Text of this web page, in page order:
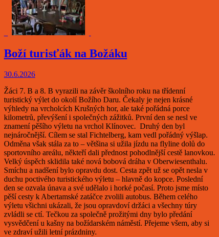
Boží turisťák na Božáku
30.6.2026
Žáci 7. B a 8. B vyrazili na závěr školního roku na třídenní
turistický výlet do okolí Božího Daru. Čekaly je nejen krásné
výhledy na vrcholcích Krušných hor, ale také pořádná porce
kilometrů, převýšení i společných zážitků. První den se nesl ve
znamení pěšího výletu na vrchol Klínovec. Druhý den byl
nejnáročnější. Cílem se stal Fichtelberg, kam vedl pořádný výšlap.
Odměna však stála za to – většina si užila jízdu na flyline dolů do
sportovního areálu, někteří dali přednost pohodlnější cestě lanovkou.
Velký úspěch sklidila také nová bobová dráha v Oberwiesenthalu.
Smíchu a nadšení bylo opravdu dost. Cesta zpět už se opět nesla v
duchu poctivého turistického výletu – hlavně do kopce. Poslední
den se ozvala únava a své udělalo i horké počasí. Proto jsme místo
pěší cesty k Abertamské zatáčce zvolili autobus. Během celého
výletu všichni ukázali, že jsou opravdoví držáci a všechny túry
zvládli se ctí. Tečkou za společně prožitými dny bylo předání
vysvědčení u kašny na božídarském náměstí. Přejeme všem, aby si
ve zdraví užili letní prázdniny.